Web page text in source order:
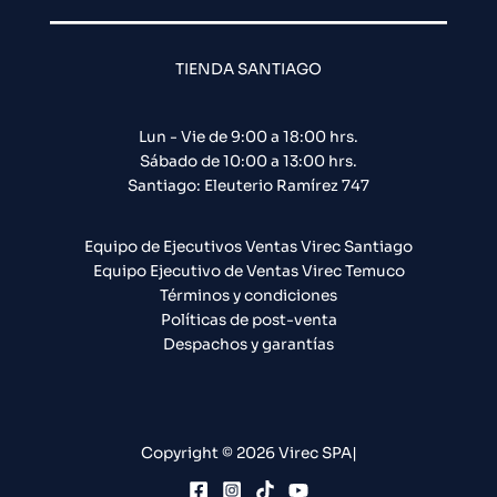
TIENDA SANTIAGO
Lun - Vie de 9:00 a 18:00 hrs.
Sábado de 10:00 a 13:00 hrs.
Santiago: Eleuterio Ramírez 747​
Equipo de Ejecutivos Ventas Virec Santiago
Equipo Ejecutivo de Ventas Virec Temuco
Términos y condiciones
Políticas de post-venta
Despachos y garantías
Copyright © 2026 Virec SPA|